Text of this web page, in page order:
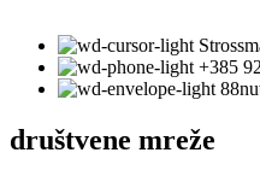
+385
društvene mreže